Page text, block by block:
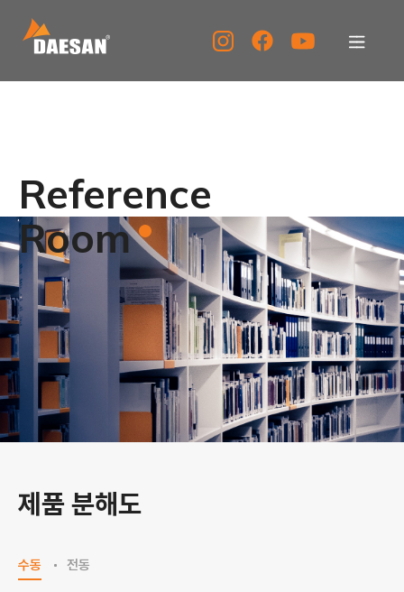
자료실
고객센터
홍보센터
ENG CHN
Reference
Room
제품 분해도
수동 전동